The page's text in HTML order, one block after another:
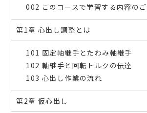
002 このコースで学習する内容の
第1章 心出し調整とは
101 固定軸継手とたわみ軸継手
102 軸継手と回転トルクの伝達
103 心出し作業の流れ
第2章 仮心出し